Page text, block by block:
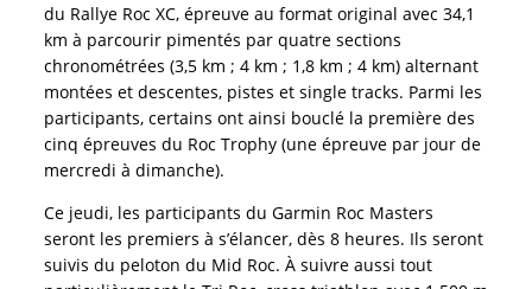
du Rallye Roc XC, épreuve au format original avec 34,1
km à parcourir pimentés par quatre sections
chronométrées (3,5 km ; 4 km ; 1,8 km ; 4 km) alternant
montées et descentes, pistes et single tracks. Parmi les
participants, certains ont ainsi bouclé la première des
cinq épreuves du Roc Trophy (une épreuve par jour de
mercredi à dimanche).
Ce jeudi, les participants du Garmin Roc Masters
seront les premiers à s’élancer, dès 8 heures. Ils seront
suivis du peloton du Mid Roc. À suivre aussi tout